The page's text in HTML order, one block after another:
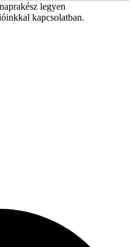
legyen
kapcsolatban.